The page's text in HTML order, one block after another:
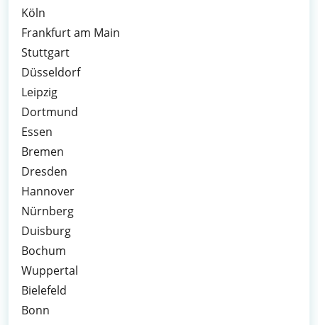
Köln
Frankfurt am Main
Stuttgart
Düsseldorf
Leipzig
Dortmund
Essen
Bremen
Dresden
Hannover
Nürnberg
Duisburg
Bochum
Wuppertal
Bielefeld
Bonn